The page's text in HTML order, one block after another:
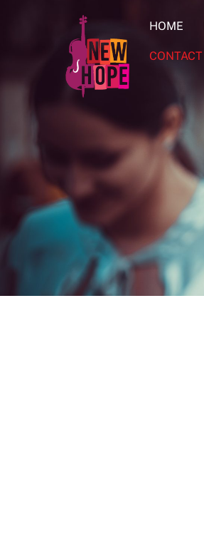
HOME
CONTACT